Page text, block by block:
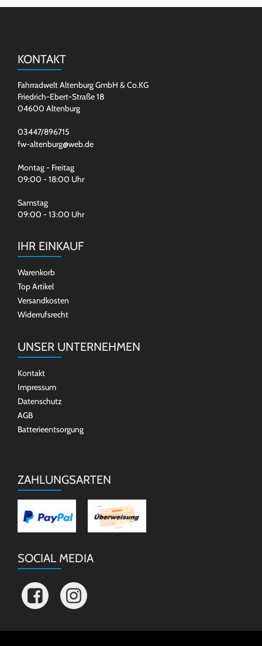
KONTAKT
Fahrradwelt Altenburg GmbH & Co.KG
Friedrich-Ebert-Straße 18
04600 Altenburg
03447/896715
fw-altenburg@web.de
Montag - Freitag
09:00 - 18:00 Uhr
Samstag
09:00 - 13:00 Uhr
IHR EINKAUF
Warenkorb
Top Artikel
Versandkosten
Widerrufsrecht
UNSER UNTERNEHMEN
Kontakt
Impressum
Datenschutz
AGB
Batterieentsorgung
ZAHLUNGSARTEN
SOCIAL MEDIA